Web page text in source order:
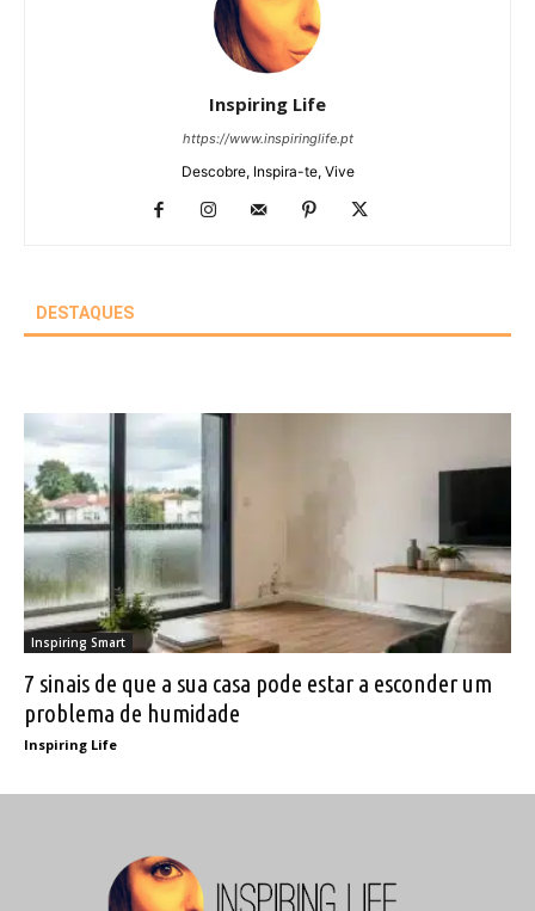
Inspiring Life
https://www.inspiringlife.pt
Descobre, Inspira-te, Vive
DESTAQUES
Inspiring Smart
7 sinais de que a sua casa pode estar a esconder um
problema de humidade
Inspiring Life